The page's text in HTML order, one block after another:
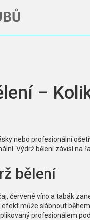
–
nebo profesionální
Výdrž bělení závisí na
bělení
červené víno a tabák
může slábnout
profesionálem